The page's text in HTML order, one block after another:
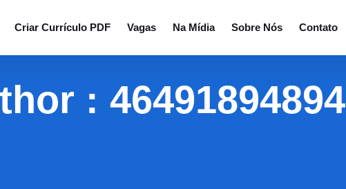
Criar Currículo PDF Vagas Na Mídia Sobre Nós Contato
: 46491894894